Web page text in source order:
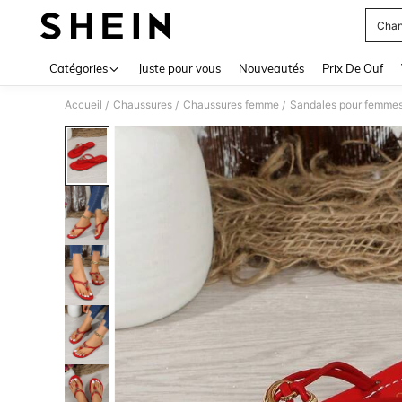
Catégories Juste pour vous Nouveautés Prix De Ouf
Accueil / Chaussures / Chaussures femme / Sandales pour